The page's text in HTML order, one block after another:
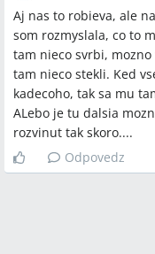
Aj nas to robieva, ale
som rozmyslala, co to
tam nieco svrbi,
tam nieco stekli. Ked
kadecoho, tak sa mu
ALebo je tu dalsia
rozvinut tak skoro....
Odpovedz